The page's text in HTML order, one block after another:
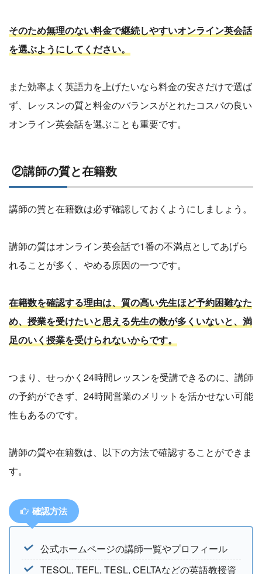
そのため無理のない料金で継続しやすいオンライン英会話
を選ぶようにしてください。
また効率よく英語力を上げたいなら料金の安さだけで選ば
ず、レッスンの質と料金のバランスがとれたコスパの良い
オンライン英会話を選ぶことも重要です。
②講師の質と在籍数
講師の質と在籍数は必ず確認しておくようにしましょう。
講師の質はオンライン英会話で1番の不満点としてあげら
れることが多く、やめる原因の一つです。
在籍数を確認する理由は、質の高い先生ほど予約困難なた
め、授業を受けたいと思える先生の数が多くいないと、満
足のいく授業を受けられないからです。
つまり、せっかく24時間レッスンを受講できるのに、講師
の予約ができず、24時間営業のメリットを活かせない可能
性もあるのです。
講師の質や在籍数は、以下の方法で確認することができま
す。
確認方法
公式ホームページの講師一覧やプロフィール
TESOL, TEFL, TESL, CELTAなどの英語教授資